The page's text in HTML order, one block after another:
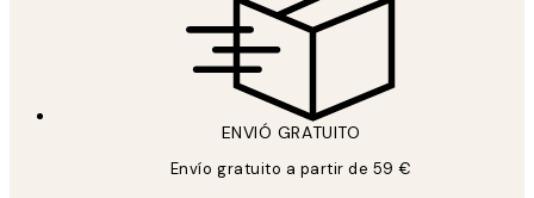
ENVIÓ GRATUITO
Envío gratuito a partir de 59 €